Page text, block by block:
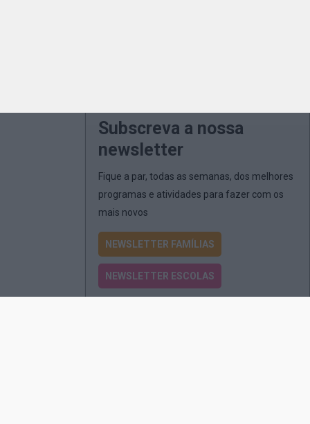
Subscreva a nossa
newsletter
Fique a par, todas as semanas, dos melhores
programas e atividades para fazer com os
mais novos
NEWSLETTER FAMÍLIAS
NEWSLETTER ESCOLAS